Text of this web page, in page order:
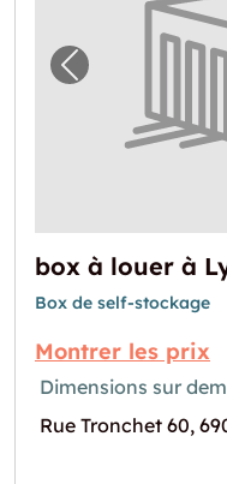
Image
box à louer à
Box de self-stockage
Montrer les prix
Dimensions sur
Rue Tronchet 60,